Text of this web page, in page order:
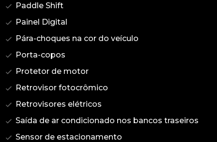
Paddle Shift
Painel Digital
Pára-choques na cor do veículo
Porta-copos
Protetor de motor
Retrovisor fotocrômico
Retrovisores elétricos
Saída de ar condicionado nos bancos traseiros
Sensor de estacionamento